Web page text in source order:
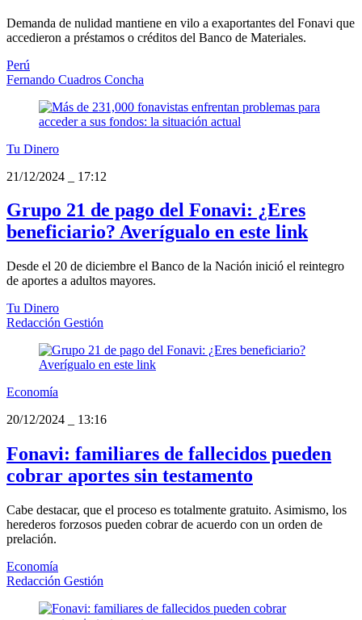
Demanda de nulidad mantiene en vilo a exaportantes del Fonavi que
accedieron a préstamos o créditos del Banco de Materiales.
Perú
Fernando Cuadros Concha
Tu Dinero
21/12/2024
17:12
Grupo 21 de pago del Fonavi: ¿Eres
beneficiario? Averígualo en este link
Desde el 20 de diciembre el Banco de la Nación inició el reintegro
de aportes a adultos mayores.
Tu Dinero
Redacción Gestión
Economía
20/12/2024
13:16
Fonavi: familiares de fallecidos pueden
cobrar aportes sin testamento
Cabe destacar, que el proceso es totalmente gratuito. Asimismo, los
herederos forzosos pueden cobrar de acuerdo con un orden de
prelación.
Economía
Redacción Gestión